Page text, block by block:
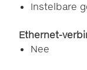
Instelbare
Ethernet-
Nee